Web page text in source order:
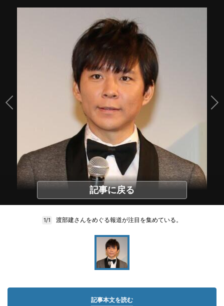
記事に戻る
1/1 渡部建さんをめぐる報道が注目を集めている。
記事本文を読む